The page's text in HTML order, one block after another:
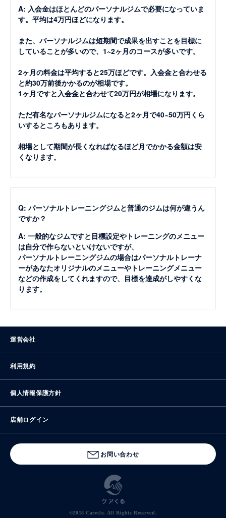
A: 入会金はほとんどのパーソナルジムで必要になっていま
す。平均は4万円ほどになります。
また、パーソナルジムは短期間で成果を出すことを目標に
していることが多いので、1~2ヶ月のコースが多いです。
2ヶ月の料金は平均すると25万ほどです。入会金と合わせる
と約30万前後かかるのが相場です。
1ヶ月ですと入会金と合わせて20万円が相場になります。
ただ有名なパーソナルジムになると2ヶ月で40~50万円くら
いするところもあります。
相場として期間が長くなればなるほど月でかかる金額は安
くなります。
Q: パーソナルトレーニングジムと普通のジムは何が違うん
ですか？
A: 一般的なジムですと目標設定やトレーニングのメニュー
は自分で作らないといけないですが、
パーソナルトレーニングジムの場合はパーソナルトレーナ
ーがあなたオリジナルのメニューやトレーニングメニュー
などの作成をしてくれますので、目標を達成がしやすくな
ります。
運営会社
利用規約
個人情報保護方針
店舗ログイン
お問い合わせ
©2018 Carecle, All Rights Reserved.